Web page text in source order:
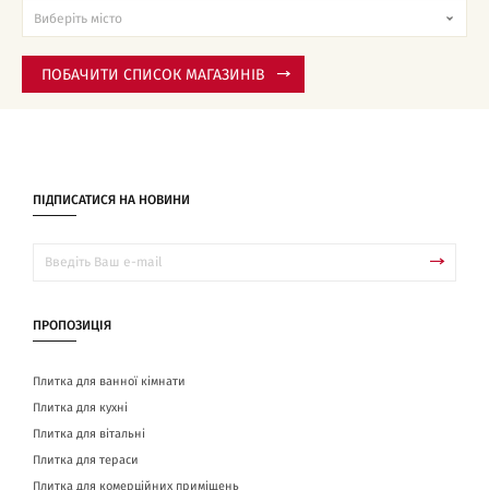
ПОБАЧИТИ СПИСОК МАГАЗИНІВ
ПІДПИСАТИСЯ НА НОВИНИ
ПРОПОЗИЦІЯ
Плитка для ванної кімнати
Плитка для кухні
Плитка для вітальні
Плитка для тераси
Плитка для комерційних приміщень